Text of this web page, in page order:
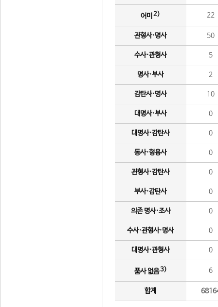
어미 2) 22
관형사·명사 50
수사·관형사 5
명사·부사 2
감탄사·명사 10
대명사·부사 0
대명사·감탄사 0
동사·형용사 0
관형사·감탄사 0
부사·감탄사 0
의존 명사·조사 0
수사·관형사·명사 0
대명사·관형사 0
품사 없음3) 6
합계